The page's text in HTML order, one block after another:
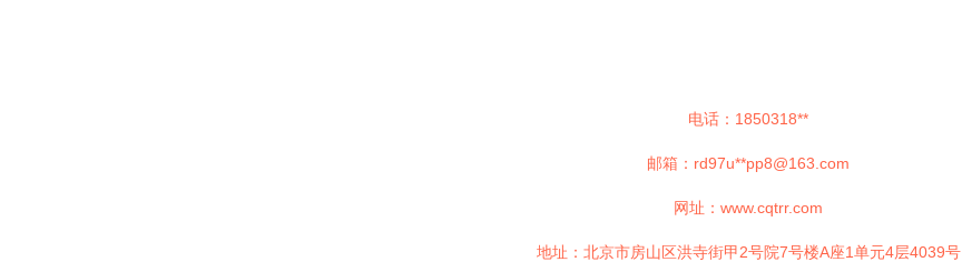
电话：1850318**
邮箱：rd97u**pp8@163.com
网址： www.cqtrr.com
地址：北京市房山区洪寺街甲2号院7号楼A座1单元4层4039号